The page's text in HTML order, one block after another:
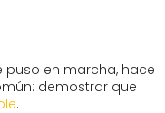
puso en marcha, hace
demostrar que
.